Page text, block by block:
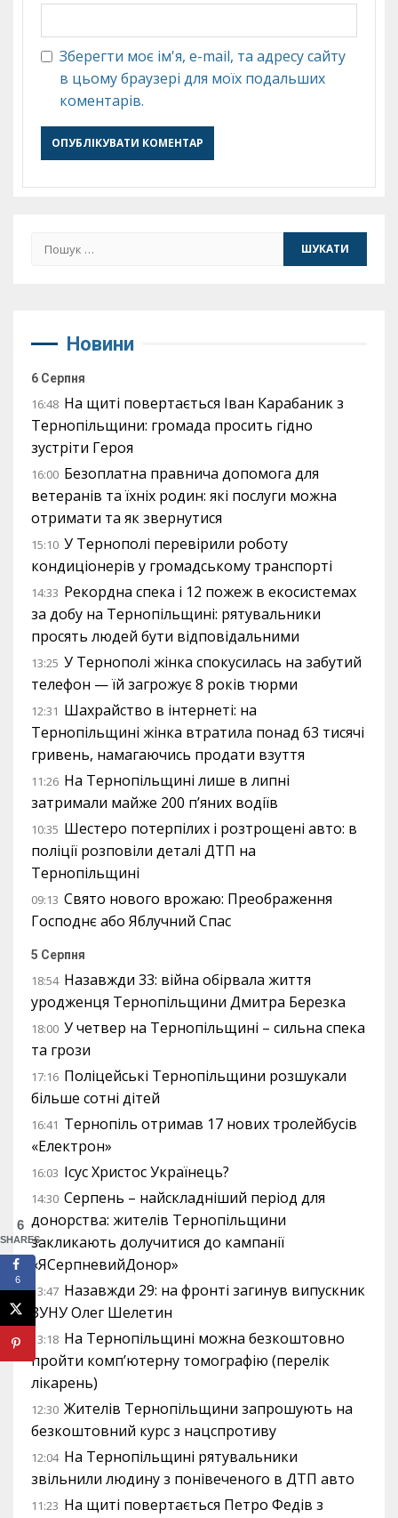
Зберегти моє ім'я, e-mail, та адресу сайту
в цьому браузері для моїх подальших
коментарів.
Пошук:
Новини
6 Серпня
16:48 На щиті повертається Іван Карабаник з
Тернопільщини: громада просить гідно
зустріти Героя
16:00 Безоплатна правнича допомога для
ветеранів та їхніх родин: які послуги можна
отримати та як звернутися
15:10 У Тернополі перевірили роботу
кондиціонерів у громадському транспорті
14:33 Рекордна спека і 12 пожеж в екосистемах
за добу на Тернопільщині: рятувальники
просять людей бути відповідальними
13:25 У Тернополі жінка спокусилась на забутий
телефон — їй загрожує 8 років тюрми
12:31 Шахрайство в інтернеті: на
Тернопільщині жінка втратила понад 63 тисячі
гривень, намагаючись продати взуття
11:26 На Тернопільщині лише в липні
затримали майже 200 п’яних водіїв
10:35 Шестеро потерпілих і розтрощені авто: в
поліції розповіли деталі ДТП на
Тернопільщині
09:13 Свято нового врожаю: Преображення
Господнє або Яблучний Спас
5 Серпня
18:54 Назавжди 33: війна обірвала життя
уродженця Тернопільщини Дмитра Березка
18:00 У четвер на Тернопільщині – сильна спека
та грози
17:16 Поліцейські Тернопільщини розшукали
більше сотні дітей
16:41 Тернопіль отримав 17 нових тролейбусів
«Електрон»
16:03 Ісус Христос Українець?
14:30 Серпень – найскладніший період для
донорства: жителів Тернопільщини
закликають долучитися до кампанії
«ЯСерпневийДонор»
13:47 Назавжди 29: на фронті загинув випускник
ЗУНУ Олег Шелетин
13:18 На Тернопільщині можна безкоштовно
пройти комп’ютерну томографію (перелік
лікарень)
12:30 Жителів Тернопільщини запрошують на
безкоштовний курс з нацспротиву
12:04 На Тернопільщині рятувальники
звільнили людину з понівеченого в ДТП авто
11:23 На щиті повертається Петро Федів з
6
SHARES
6